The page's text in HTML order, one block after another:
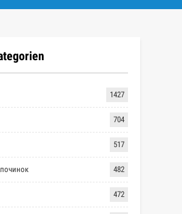
1427
704
517
482
472